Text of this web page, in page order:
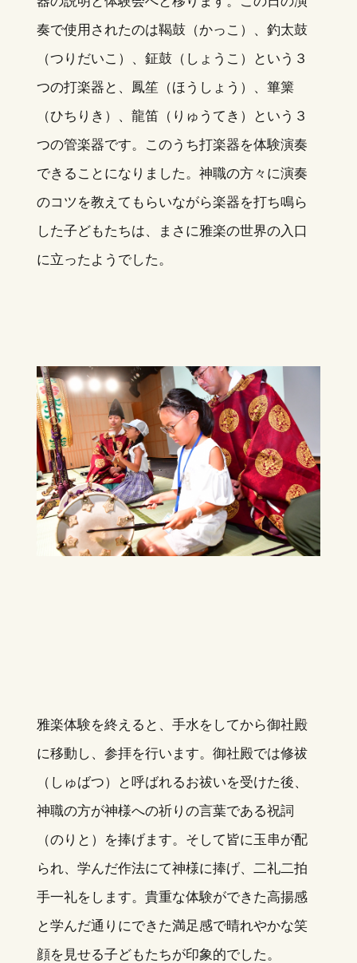
奏で使用されたのは鞨鼓（かっこ）、釣太鼓
（つりだいこ）、鉦鼓（しょうこ）という３
つの打楽器と、鳳笙（ほうしょう）、篳篥
（ひちりき）、龍笛（りゅうてき）という３
つの管楽器です。このうち打楽器を体験演奏
できることになりました。神職の方々に演奏
のコツを教えてもらいながら楽器を打ち鳴ら
した子どもたちは、まさに雅楽の世界の入口
に立ったようでした。
雅楽体験を終えると、手水をしてから御社殿
に移動し、参拝を行います。御社殿では修祓
（しゅばつ）と呼ばれるお祓いを受けた後、
神職の方が神様への祈りの言葉である祝詞
（のりと）を捧げます。そして皆に玉串が配
られ、学んだ作法にて神様に捧げ、二礼二拍
手一礼をします。貴重な体験ができた高揚感
と学んだ通りにできた満足感で晴れやかな笑
顔を見せる子どもたちが印象的でした。